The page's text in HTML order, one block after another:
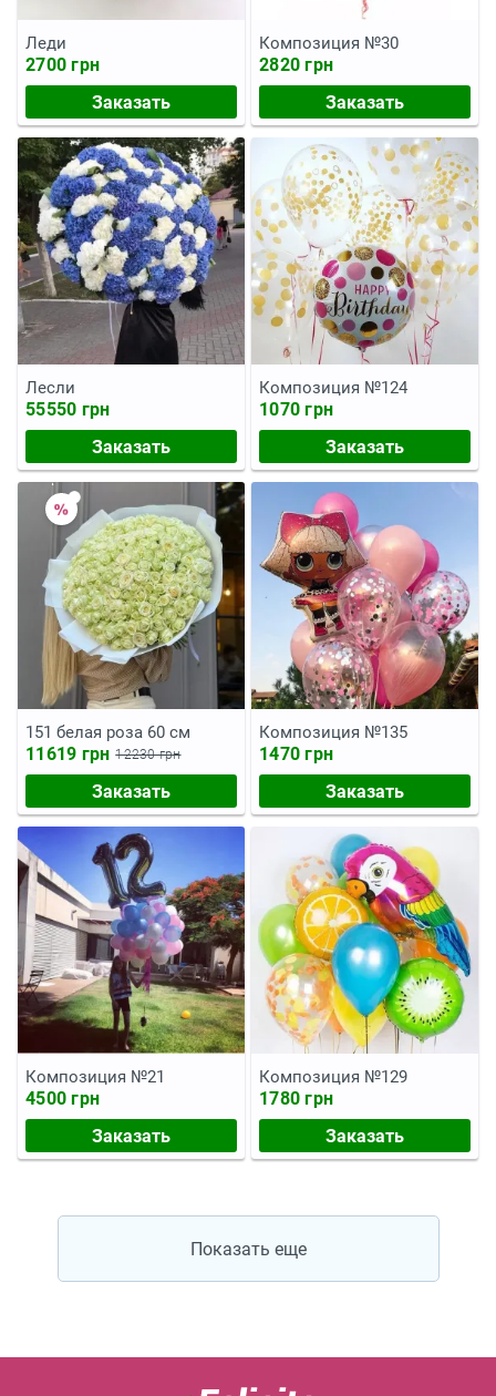
Леди
2700 грн
Заказать
Композиция №30
2820 грн
Заказать
Лесли
55550 грн
Заказать
Композиция №124
1070 грн
Заказать
151 белая роза 60 см
11619 грн 12230 грн
Заказать
Композиция №135
1470 грн
Заказать
Композиция №21
4500 грн
Заказать
Композиция №129
1780 грн
Заказать
Показать еще